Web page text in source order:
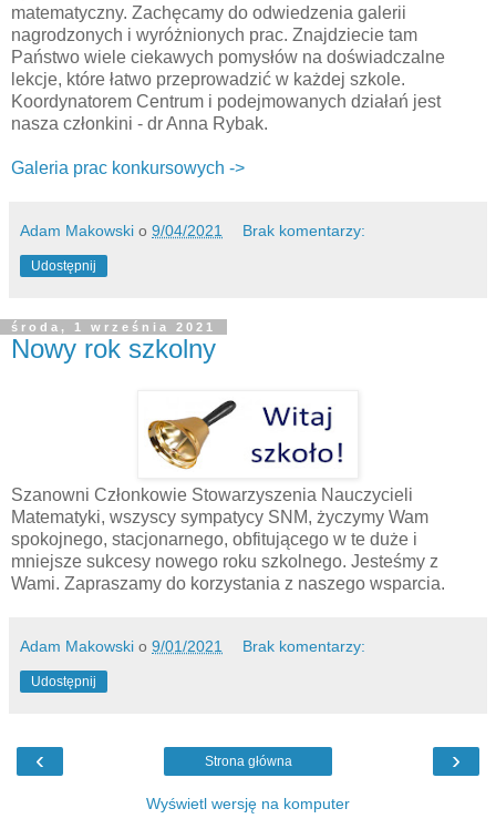
matematyczny. Zachęcamy do odwiedzenia galerii
nagrodzonych i wyróżnionych prac. Znajdziecie tam
Państwo wiele ciekawych pomysłów na doświadczalne
lekcje, które łatwo przeprowadzić w każdej szkole.
Koordynatorem Centrum i podejmowanych działań jest
nasza członkini - dr Anna Rybak.
Galeria prac konkursowych ->
Adam Makowski o 9/04/2021 Brak komentarzy:
Udostępnij
środa, 1 września 2021
Nowy rok szkolny
Szanowni Członkowie Stowarzyszenia Nauczycieli
Matematyki, wszyscy sympatycy SNM, życzymy Wam
spokojnego, stacjonarnego, obfitującego w te duże i
mniejsze sukcesy nowego roku szkolnego. Jesteśmy z
Wami. Zapraszamy do korzystania z naszego wsparcia.
Adam Makowski o 9/01/2021 Brak komentarzy:
Udostępnij
‹ ›
Strona główna
Wyświetl wersję na komputer